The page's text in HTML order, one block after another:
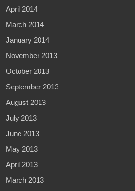
April 2014
March 2014
January 2014
November 2013
October 2013
September 2013
August 2013
July 2013
June 2013
May 2013
April 2013
March 2013